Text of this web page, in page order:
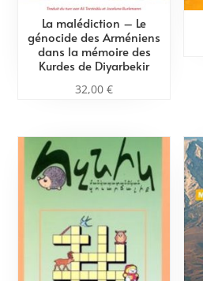
La malédiction – Le
génocide des Arméniens
dans la mémoire des
Kurdes de Diyarbekir
32,00€